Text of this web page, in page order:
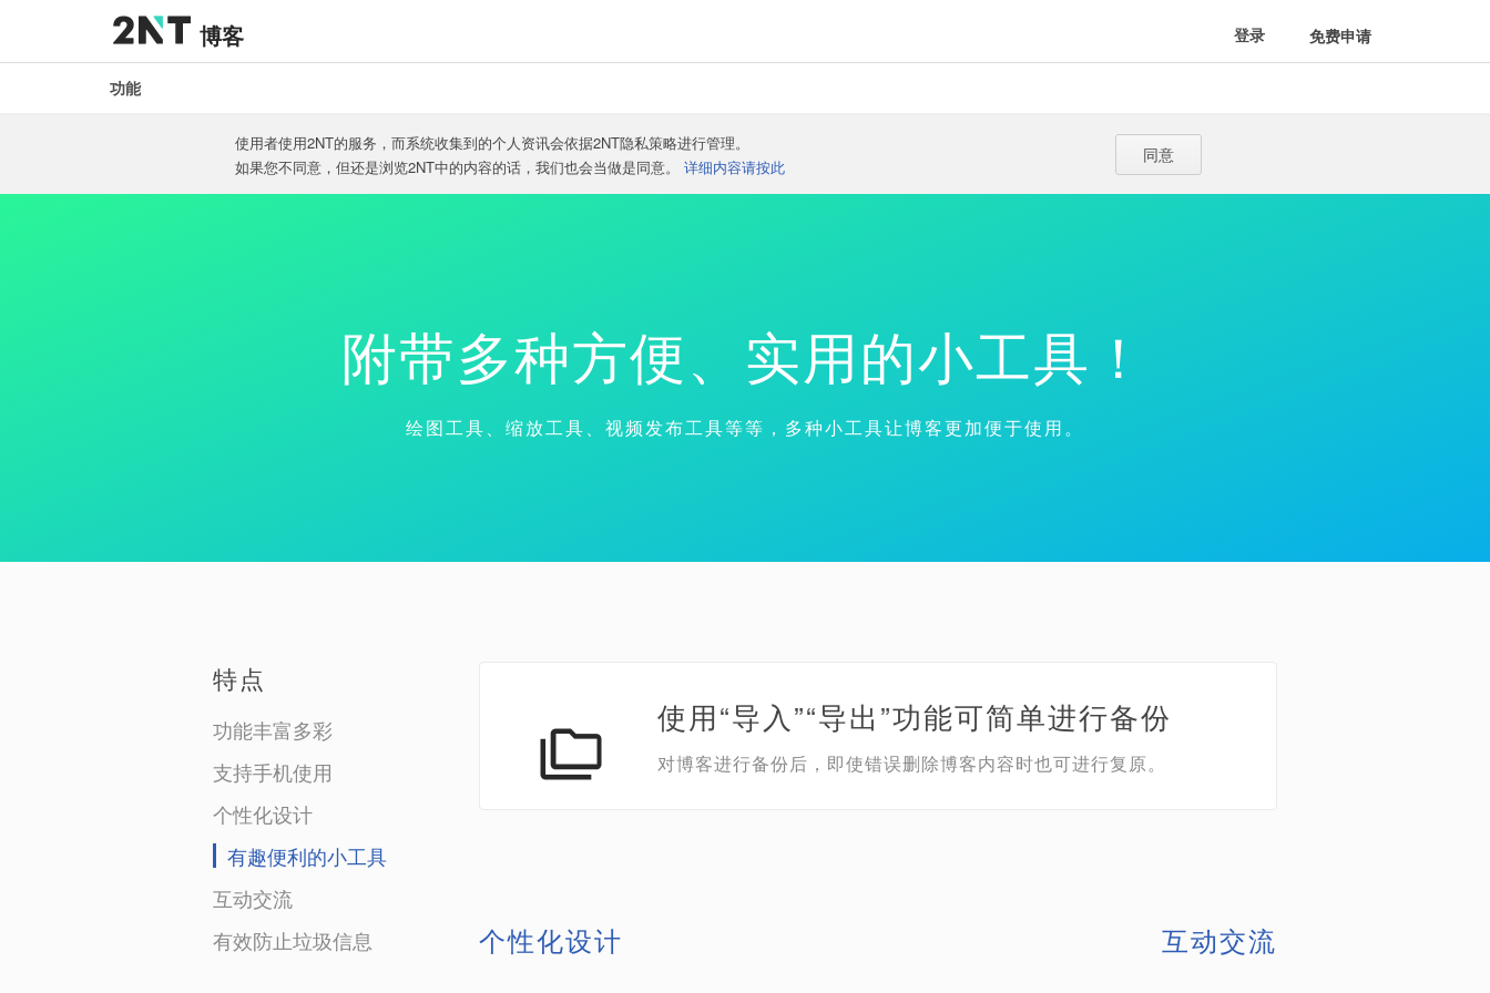
博客 登录 免费申请
功能
使用者使用2NT的服务，而系统收集到的个人资讯会依据2NT隐私策略进行管理。
如果您不同意，但还是浏览2NT中的内容的话，我们也会当做是同意。 详细内容请按此
同意
附带多种方便、实用的小工具！
绘图工具、缩放工具、视频发布工具等等，多种小工具让博客更加便于使用。
特点
功能丰富多彩
支持手机使用
个性化设计
有趣便利的小工具
互动交流
有效防止垃圾信息
使用“导入”“导出”功能可简单进行备份
对博客进行备份后，即使错误删除博客内容时也可进行复原。
个性化设计 互动交流